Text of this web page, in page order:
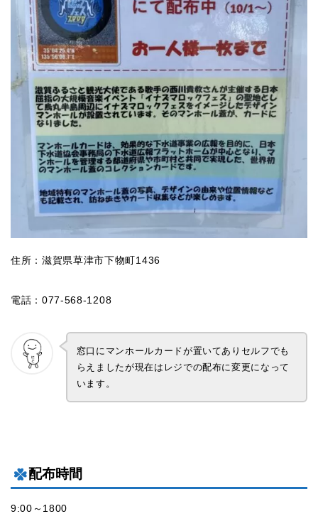
住所：滋賀県草津市下物町1436
電話：077-568-1208
窓口にマンホールカードが置いてありセルフでも
らえましたが現在はレジでの配布に変更になって
います。
配布時間
9:00～1800